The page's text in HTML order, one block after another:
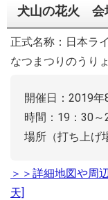
犬山の花火 会
正式名称：日本ラ
なつまつりのうり
開催日：2019年
時間：19：30～
場所（打ち上げ
＞＞詳細地図や周
天]